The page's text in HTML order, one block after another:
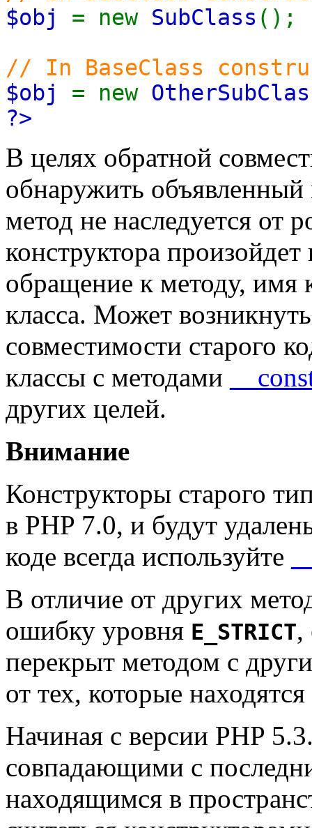
$obj = new SubClass ();
// In BaseClass
$obj = new
?>
В целях обратной
обнаружить
метод не наследуется от
конструктора
обращение к методу, имя
класса. Может
совместимости старого
классы с методами
других целей.
Внимание
Конструкторы старого
в PHP 7.0, и будут
коде всегда используйте
В отличие от других
ошибку уровня E_STRICT,
перекрыт методом с
от тех, которые
Начиная с версии PHP
совпадающими с
находящимся в